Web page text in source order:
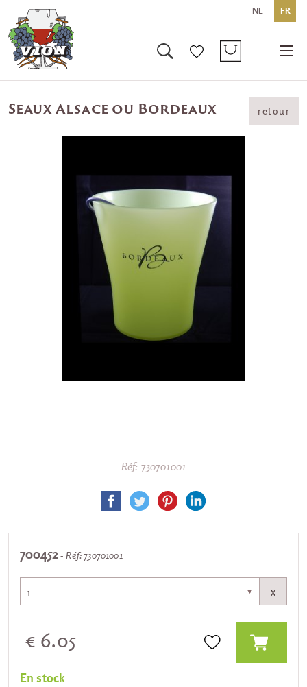
NL FR
Seaux Alsace ou Bordeaux retour
Réf: 730701001
700452- Réf: 730701001
x
€ 6.05
En stock